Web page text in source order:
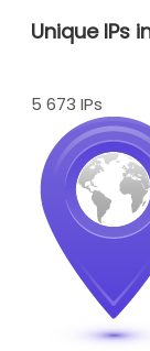
Unique IPs
5 673 IPs